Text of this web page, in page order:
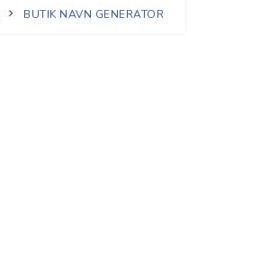
BUTIK NAVN GENERATOR